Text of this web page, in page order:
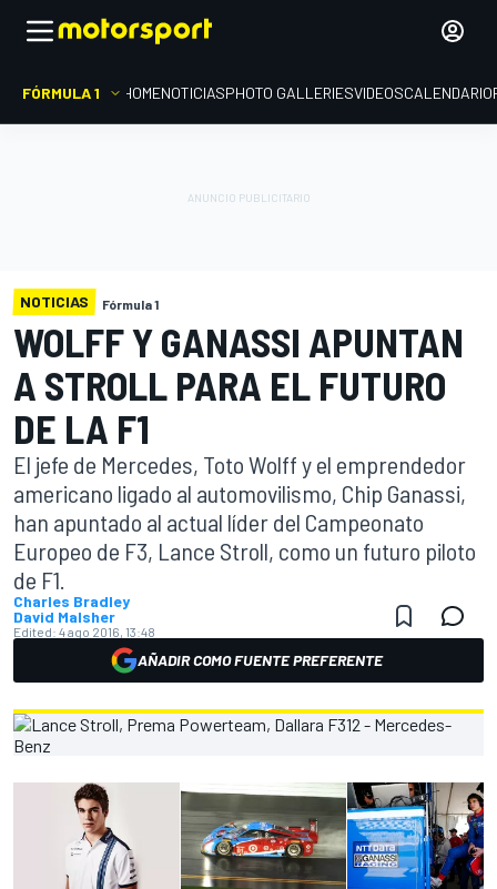
FÓRMULA 1 HOMENOTICIASPHOTO GALLERIESVIDEOSCALENDARIO
NOTICIAS Fórmula 1
WOLFF Y GANASSI APUNTAN
A STROLL PARA EL FUTURO
DE LA F1
El jefe de Mercedes, Toto Wolff y el emprendedor
americano ligado al automovilismo, Chip Ganassi,
han apuntado al actual líder del Campeonato
Europeo de F3, Lance Stroll, como un futuro piloto
de F1.
Charles Bradley
David Malsher
Edited: 4 ago 2016, 13:48
AÑADIR COMO FUENTE PREFERENTE